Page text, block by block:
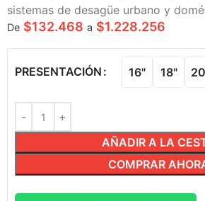
sistemas de desagüe urbano y
De $132.468 a $1.228.256
PRESENTACIÓN 16" 18"
AÑADIR A LA
COMPRAR